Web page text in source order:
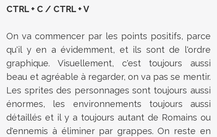
CTRL + C / CTRL + V
On va commencer par les points positifs, parce
qu'il y en a évidemment, et ils sont de l'ordre
graphique. Visuellement, c'est toujours aussi
beau et agréable à regarder, on va pas se mentir.
Les sprites des personnages sont toujours aussi
énormes, les environnements toujours aussi
détaillés et il y a toujours autant de Romains ou
d'ennemis à éliminer par grappes. On reste en